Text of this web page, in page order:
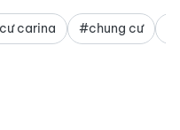
carina #chung cư